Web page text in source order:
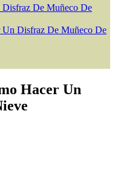
De Muñeco De
Disfraz De Muñeco De
Hacer Un